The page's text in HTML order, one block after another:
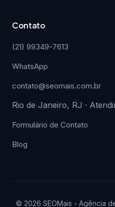
Contato
(21) 99349-7613
WhatsApp
contato@seomais.com.br
Rio de Janeiro, RJ ·
Formulário de Contato
Blog
© 2026 SEOMais - Agência